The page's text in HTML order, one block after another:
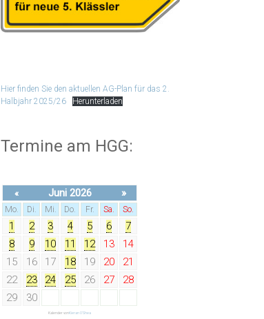
Hier finden Sie den aktuellen AG-Plan für das 2.
Halbjahr 2025/26
Herunterladen
Termine am HGG:
« Juni 2026 »
Mo. Di. Mi. Do. Fr. Sa. So.
1 2 3 4 5 6
7
8
9 10 11 12 13
14
15
16 17 18 19 20
21
22
23 24 25 26 27
28
29
30
Kalender vonKieran O'Shea